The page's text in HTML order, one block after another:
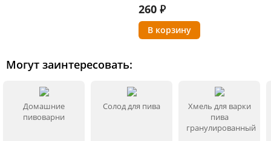
260 ₽
Могут заинтересовать:
Домашние
пивоварни
Солод для пива
Хмель для варки
пива
гранулированный